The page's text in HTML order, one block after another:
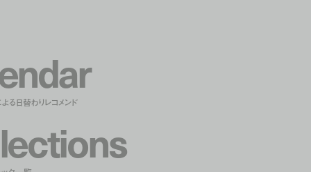
ndar
る日替わりレコメンド
ections